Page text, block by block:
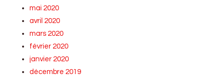
mai 2020
avril 2020
mars 2020
février 2020
janvier 2020
décembre 2019